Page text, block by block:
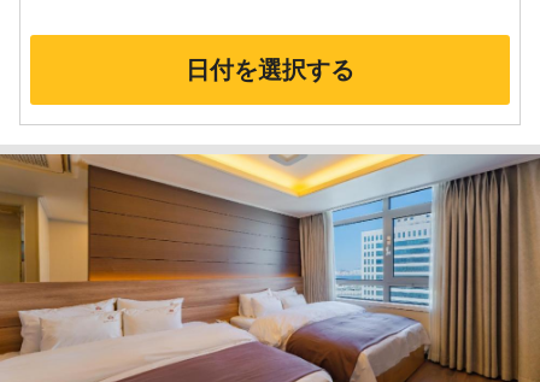
日付を選択する